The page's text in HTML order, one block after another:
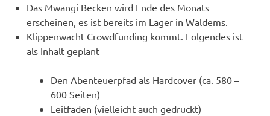
Das Mwangi Becken wird Ende des Monats
erscheinen, es ist bereits im Lager in Waldems.
Klippenwacht Crowdfunding kommt. Folgendes ist
als Inhalt geplant
Den Abenteuerpfad als Hardcover (ca. 580 –
600 Seiten)
Leitfaden (vielleicht auch gedruckt)